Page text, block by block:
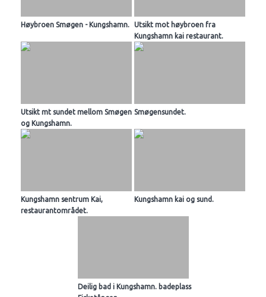
Høybroen Smøgen - Kungshamn.
Utsikt mot høybroen fra
Kungshamn kai restaurant.
Utsikt mt sundet mellom Smøgen
og Kungshamn.
Smøgensundet.
Kungshamn sentrum Kai,
restaurantområdet.
Kungshamn kai og sund.
Deilig bad i Kungshamn. badeplass